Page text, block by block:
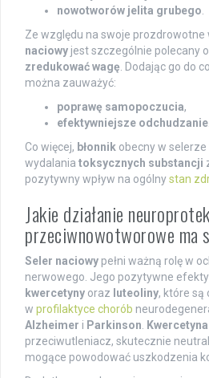
nowotworów jelita grubego
Ze względu na swoje prozdrowotne
naciowy jest szczególnie polecany
zredukować wagę . Dodając go do
można zauważyć:
poprawę samopoczucia,
efektywniejsze odchudzanie
Co więcej, błonnik obecny w
wydalania toksycznych substancji
pozytywny wpływ na ogólnystan
Jakie działanie
przeciwnowotworowe ma
Seler naciowy pełni ważną rolę w
nerwowego. Jego pozytywne
kwercetyny oraz luteoliny, które są
w profilaktyce chorób
Alzheimer i Parkinson Kwercetyna
przeciwutleniacz, skutecznie
mogące powodować uszkodzenia